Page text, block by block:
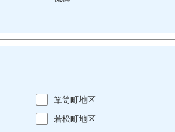
箪笥町地区
若松町地区